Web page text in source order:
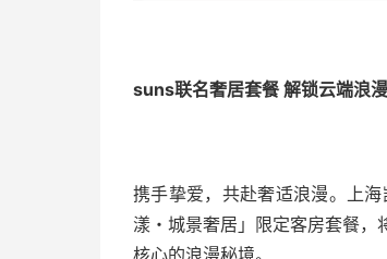
suns联名奢居套餐 解锁云端浪
携手挚爱，共赴奢适浪漫。上
漾・城景奢居」限定客房套餐
核心的浪漫秘境。